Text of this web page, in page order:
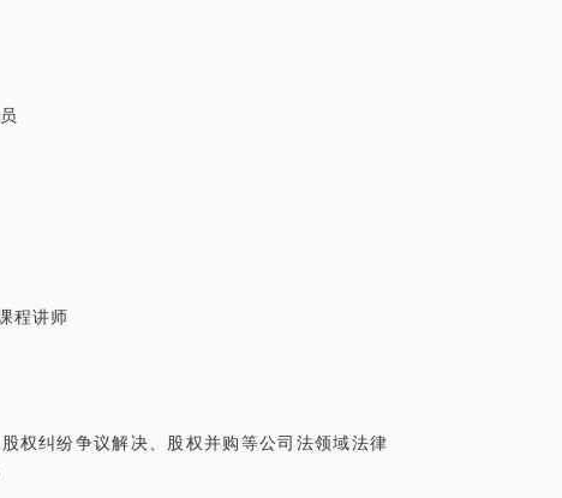
化。毕竟一小时的谈话只能解决一个小问
起股权激励的项目。每个企业都有其自身
在1.5小时的时间内可以帮你滤清学员公司
。让学员明白了解在什么时间点上开始做
的激励手段
有底；
程讲师
权纠纷争议解决、股权并购等公司法领域法律